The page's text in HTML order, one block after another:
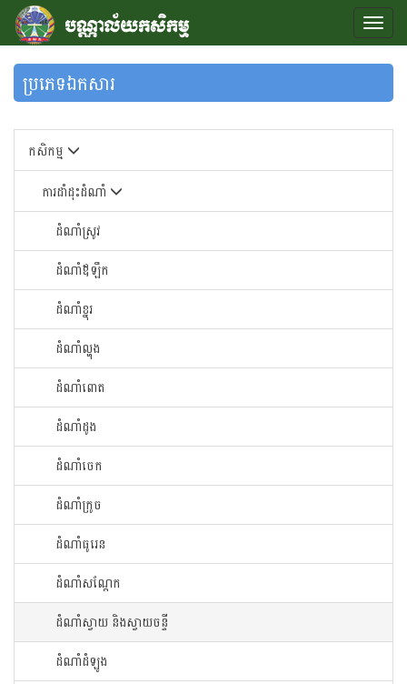
ប្រភេទឯកសារ
កសិកម្ម
ការដាំដុះដំណាំ
ដំណាំស្រូវ
ដំណាំឪឡឹក
ដំណាំខ្នុរ
ដំណាំ​ល្ហុង​
ដំណាំ​ពោត​
ដំណាំ​ដូង​
ដំណាំ​ចេក​
ដំណាំក្រូច​
ដំណាំ​ធូរេន​
ដំណាំ​សណ្ដែក​
ដំណាំ​ស្វាយ​ និងស្វាយចន្ទី
ដំណាំ​ដំឡូង​